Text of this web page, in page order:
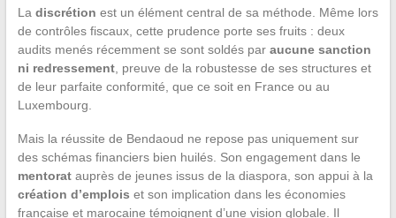
La discrétion est un élément central de sa méthode. Même lors
de contrôles fiscaux, cette prudence porte ses fruits : deux
audits menés récemment se sont soldés par aucune sanction
ni redressement, preuve de la robustesse de ses structures et
de leur parfaite conformité, que ce soit en France ou au
Luxembourg.
Mais la réussite de Bendaoud ne repose pas uniquement sur
des schémas financiers bien huilés. Son engagement dans le
mentoratauprès de jeunes issus de la diaspora, son appui à la
création d’emplois et son implication dans les économies
française et marocaine témoignent d’une vision globale. Il